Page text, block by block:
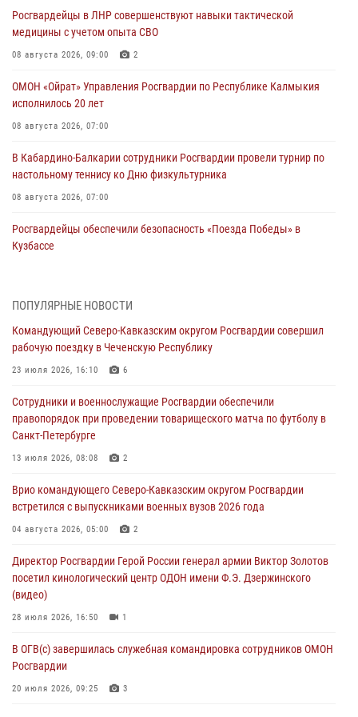
Росгвардейцы в ЛНР совершенствуют навыки тактической
медицины с учетом опыта СВО
08 августа 2026, 09:00 2
ОМОН «Ойрат» Управления Росгвардии по Республике Калмыкия
исполнилось 20 лет
08 августа 2026, 07:00
В Кабардино-Балкарии сотрудники Росгвардии провели турнир по
настольному теннису ко Дню физкультурника
08 августа 2026, 07:00
Росгвардейцы обеспечили безопасность «Поезда Победы» в
Кузбассе
Военнослужащие Софринской бригады Росгвардии встретились с
дорогой к Победе в СВО» (видео)
08 августа 2026, 07:00
ограниченными возможностями здоровья (видео)
08 августа 2026, 06:32 1
Спецназ Росгвардии в Марий Эл почтил память товарища на
08 августа 2026, 06:15 9
День физкультурника в Уральском округе Росгвардии отметили
08 августа 2026, 06:03
ПОПУЛЯРНЫЕ НОВОСТИ
Командующий Северо-Кавказским округом Росгвардии совершил
рабочую поездку в Чеченскую Республику
23 июля 2026, 16:10 6
Сотрудники и военнослужащие Росгвардии обеспечили
правопорядок при проведении товарищеского матча по футболу в
Санкт-Петербурге
13 июля 2026, 08:08 2
Врио командующего Северо-Кавказским округом Росгвардии
встретился с выпускниками военных вузов 2026 года
04 августа 2026, 05:00 2
Директор Росгвардии Герой России генерал армии Виктор Золотов
посетил кинологический центр ОДОН имени Ф.Э. Дзержинского
(видео)
28 июля 2026, 16:50 1
В ОГВ(с) завершилась служебная командировка сотрудников ОМОН
Росгвардии
20 июля 2026, 09:25 3